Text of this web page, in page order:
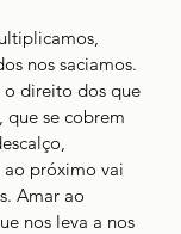
nos saciamos.
direito dos que
se cobrem
ao próximo vai
Amar ao
nos leva a nos